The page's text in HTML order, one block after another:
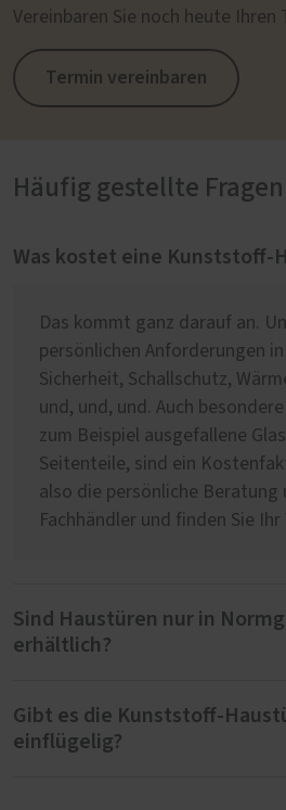
Vereinbaren Sie noch heute Ihren
Termin vereinbaren
Häufig gestellte Fragen
Was kostet eine Kunststoff-
Das kommt ganz darauf an.
persönlichen Anforderungen
Sicherheit, Schallschutz,
und, und, und. Auch
zum Beispiel ausgefallene
Seitenteile, sind ein
also die persönliche Beratung
Fachhändler und finden Sie
Sind Haustüren nur in
erhältlich?
Wir fertigen Haustüren
Maß. Das heißt, wir realisieren
Gibt es die Kunststoff-
einflügelig?